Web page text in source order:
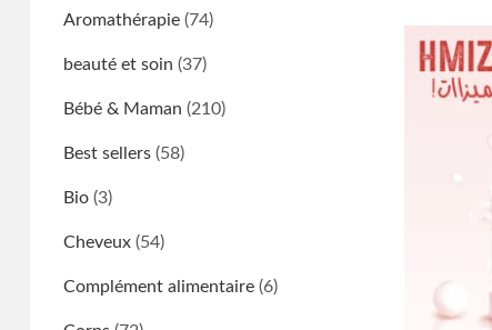
Aromathérapie (74)
beauté et soin (37)
Bébé & Maman (210)
Best sellers (58)
Bio (3)
Cheveux (54)
Complément alimentaire (6)